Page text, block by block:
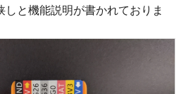
と機能説明が書かれておりま